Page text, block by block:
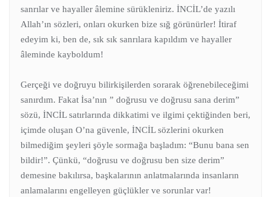
sanrılar ve hayaller âlemine sürükleniriz. İNCİL’de yazılı
Allah’ın sözleri, onları okurken bize sığ görünürler! İtiraf
edeyim ki, ben de, sık sık sanrılara kapıldım ve hayaller
âleminde kayboldum!
Gerçeği ve doğruyu bilirkişilerden sorarak öğrenebileceğimi
sanırdım. Fakat İsa’nın ” doğrusu ve doğrusu sana derim”
sözü, İNCİL satırlarında dikkatimi ve ilgimi çektiğinden beri,
içimde oluşan O’na güvenle, İNCİL sözlerini okurken
bilmediğim şeyleri şöyle sormağa başladım: “Bunu bana sen
bildir!”. Çünkü, “doğrusu ve doğrusu ben size derim”
demesine bakılırsa, başkalarının anlatmalarında insanların
anlamalarını engelleyen güçlükler ve sorunlar var!